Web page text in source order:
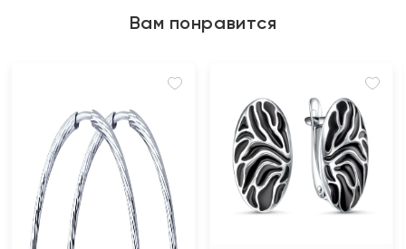
Вам понравится